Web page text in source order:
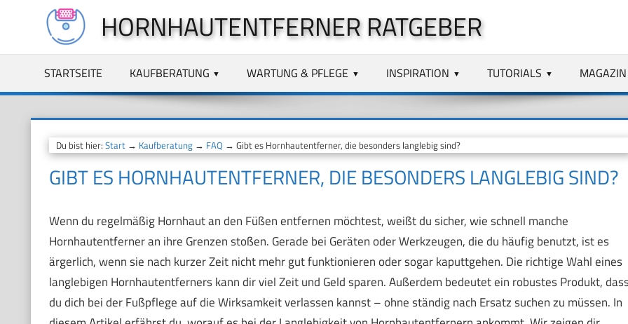
springen
HORNHAUTENTFERNER RATGEBER
STARTSEITE KAUFBERATUNG WARTUNG & PFLEGE INSPIRATION TUTORIALS MAGAZIN
Du bist hier: Start→ Kaufberatung→ FAQ → Gibt es Hornhautentferner, die besonders langlebig sind?
GIBT ES HORNHAUTENTFERNER, DIE BESONDERS LANGLEBIG SIND?
Wenn du regelmäßig Hornhaut an den Füßen entfernen möchtest, weißt du sicher, wie schnell manche
Hornhautentferner an ihre Grenzen stoßen. Gerade bei Geräten oder Werkzeugen, die du häufig benutzt, ist es
ärgerlich, wenn sie nach kurzer Zeit nicht mehr gut funktionieren oder sogar kaputtgehen. Die richtige Wahl eines
langlebigen Hornhautentferners kann dir viel Zeit und Geld sparen. Außerdem bedeutet ein robustes Produkt,
du dich bei der Fußpflege auf die Wirksamkeit verlassen kannst – ohne ständig nach Ersatz suchen zu müssen. In